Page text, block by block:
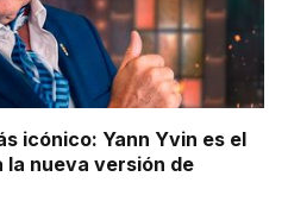
icónico: Yann Yvin es el
nueva versión de